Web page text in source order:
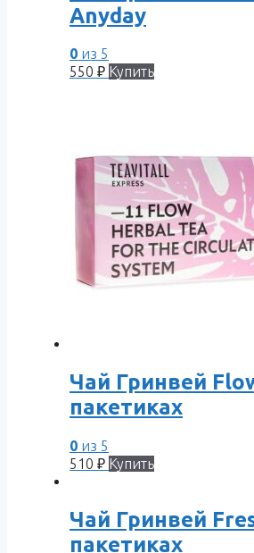
Anyday
0 из 5
550 ₽ Купить
Чай Гринвей
пакетиках
0 из 5
510 ₽ Купить
Чай Гринвей
пакетиках